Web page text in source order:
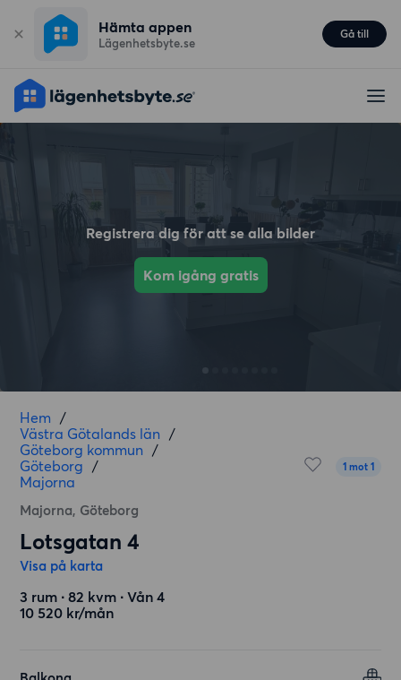
Hämta appen
Lägenhetsbyte.se
Gå till
Registrera dig för att se alla bilder
Kom igång gratis
Hem /
Västra Götalands län /
Göteborg kommun /
Göteborg /
Majorna
Majorna, Göteborg
1 mot 1
Lotsgatan 4
Visa på karta
3 rum ∙ 82 kvm ∙ Vån 4
10 520 kr/mån